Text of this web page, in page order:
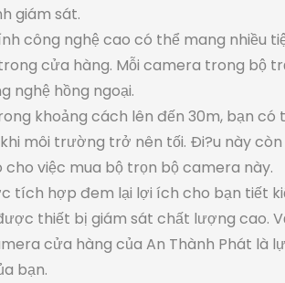
giám sát.
công nghệ cao có thể mang nhiều
cửa hàng. Mỗi camera trong bộ
nghệ hồng ngoại.
khoảng cách lên đến 30m, bạn
môi trường trở nên tối. Ði?u này
việc mua bộ trọn bộ camera này.
tích hợp đem lại lợi ích cho bạn tiết
thiết bị giám sát chất lượng cao.
cửa hàng của An Thành Phát là
bạn.